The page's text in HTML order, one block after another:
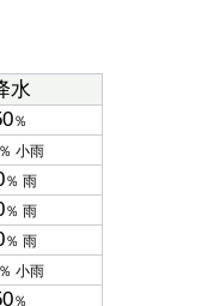
水
％
小雨
％ 雨
％ 雨
％ 雨
小雨
％